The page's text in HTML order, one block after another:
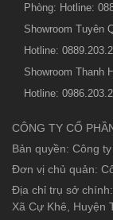
Phòng: Hotline:
Showroom Tuyên
Hotline:
Showroom Thanh
Hotline:
CÔNG TY CỔ
Bản quyền: Công
Đơn vị chủ quản:
Địa chỉ trụ sở
Xã Cự Khê, Huyện